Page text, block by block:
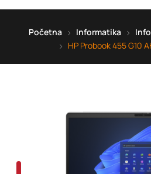
Početna Informatika
HP Probook 455 G10